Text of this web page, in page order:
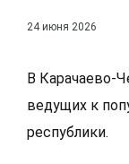
24 июня 2026
В Карачаево-
ведущих к
республики.